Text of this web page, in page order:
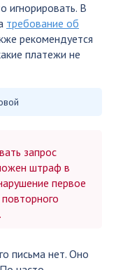
игнорировать. В
требование об
рекомендуется
платежи не
запрос
штраф в
первое
письма нет. Оно